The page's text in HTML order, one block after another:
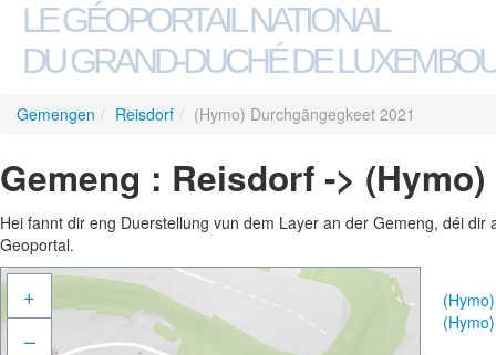
LE GÉOPORTAIL NATIONAL
DU GRAND-DUCHÉ DE
Gemengen / Reisdorf / (Hymo) Durchgängegkeet 2021
Gemeng : Reisdorf ->
Hei fannt dir eng Duerstellung vun dem Layer an der Gemeng, déi
Geoportal.
+
–